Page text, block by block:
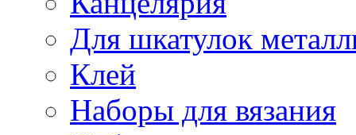
Для шкатулок
Клей
Наборы для вязания